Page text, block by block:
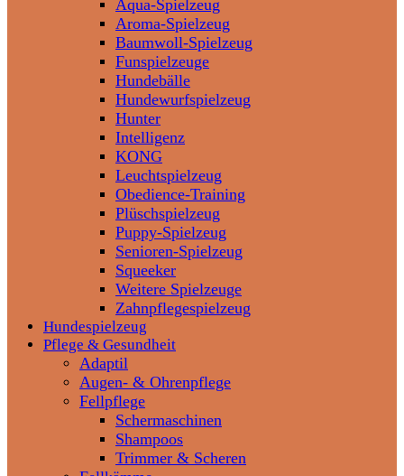
Aqua-Spielzeug
Aroma-Spielzeug
Baumwoll-Spielzeug
Funspielzeuge
Hundebälle
Hundewurfspielzeug
Hunter
Intelligenz
KONG
Leuchtspielzeug
Obedience-Training
Plüschspielzeug
Puppy-Spielzeug
Senioren-Spielzeug
Squeeker
Weitere Spielzeuge
Zahnpflegespielzeug
Hundespielzeug
Pflege & Gesundheit
Adaptil
Augen- & Ohrenpflege
Fellpflege
Schermaschinen
Shampoos
Trimmer & Scheren